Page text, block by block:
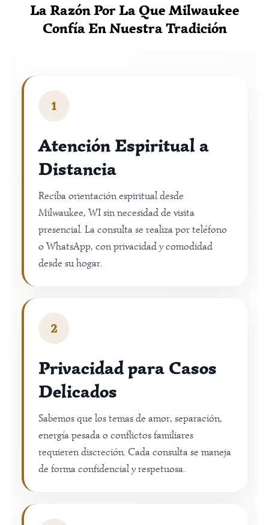
La Razón Por La Que Milwaukee
Confía En Nuestra Tradición
1
Atención Espiritual a
Distancia
Reciba orientación espiritual desde
Milwaukee, WI sin necesidad de visita
presencial. La consulta se realiza por teléfono
o WhatsApp, con privacidad y comodidad
desde su hogar.
2
Privacidad para Casos
Delicados
Sabemos que los temas de amor, separación,
energía pesada o conflictos familiares
requieren discreción. Cada consulta se maneja
de forma confidencial y respetuosa.